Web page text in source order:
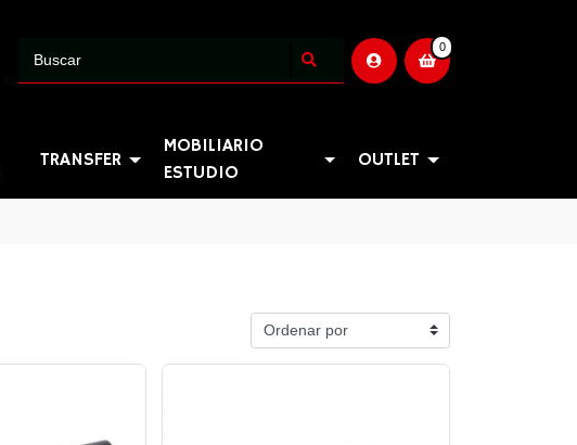
0
TRANSFER
MOBILIARIO
ESTUDIO
OUTLET